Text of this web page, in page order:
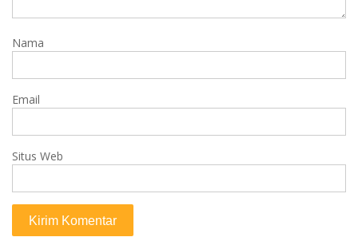
Nama
Email
Situs Web